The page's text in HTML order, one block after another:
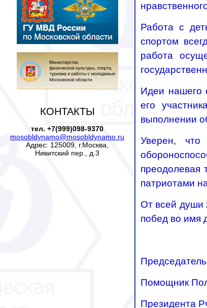
КОНТАКТЫ
тел. +7(999)098-9370
mosobldynamo@mosobldynamo.ru
Адрес: 125009, г.Москва,
Никитский пер., д.3
Работа с
спортом
работа
Идеи нашего
его
выполнении
Уверен, что
преодолевая
патриотами
От всей души
побед во имя
Помощник
Президента